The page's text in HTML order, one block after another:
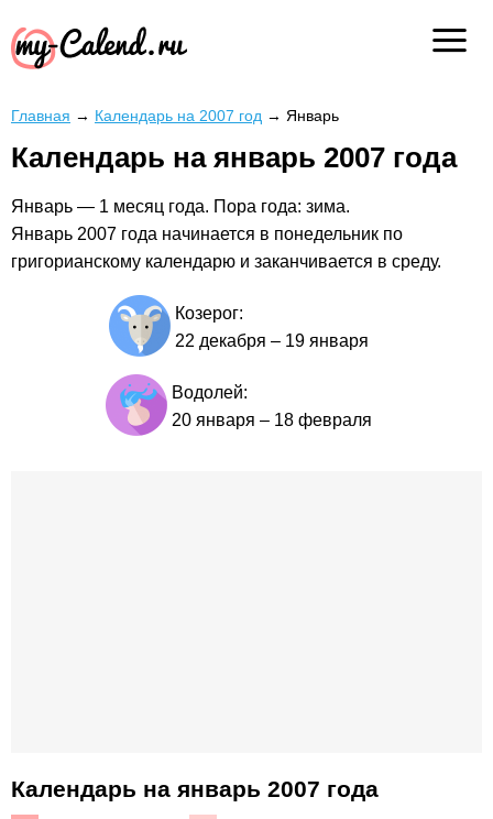
Главная → Календарь на 2007 год → Январь
Календарь на январь 2007 года
Январь — 1 месяц года. Пора года: зима.
Январь 2007 года начинается в понедельник по
григорианскому календарю и заканчивается в среду.
Козерог:
22 декабря – 19 января
Водолей:
20 января – 18 февраля
Календарь на январь 2007 года